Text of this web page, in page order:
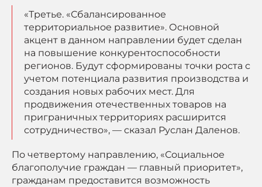
«Третье. «Сбалансированное
территориальное развитие». Основной
акцент в данном направлении будет сделан
на повышение конкурентоспособности
регионов. Будут сформированы точки роста с
учетом потенциала развития производства и
создания новых рабочих мест. Для
продвижения отечественных товаров на
приграничных территориях расширится
сотрудничество», — сказал Руслан Даленов.
По четвертому направлению, «Социальное
благополучие граждан — главный приоритет»,
гражданам предоставится возможность